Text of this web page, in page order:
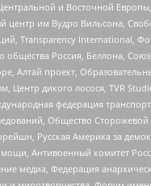
и Восточной
им Вудро Вильсона,
Transparеncy International,
Россия, Беллона,
Алтай проект,
дикого лосося, TVR
федерация
Общество
Русская Америка за
Антивоенный комитет
медиа, Федерация